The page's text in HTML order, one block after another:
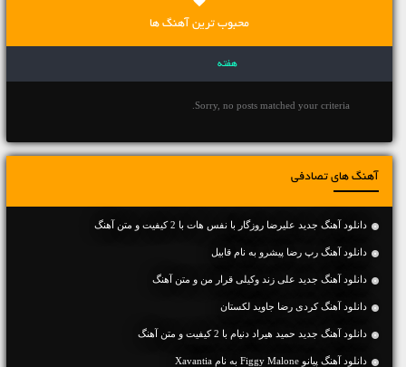
محبوب ترین آهنگ ها
هفته
Sorry, no posts matched your criteria.
آهنگ های تصادفی
دانلود آهنگ جديد علیرضا روزگار با نفس هات با 2 کیفیت و متن آهنگ
دانلود آهنگ رپ رضا پیشرو به نام قابیل
دانلود آهنگ جديد علی زند وکیلی قرار من و متن آهنگ
دانلود آهنگ کردی رضا جاوید لکستان
دانلود آهنگ جديد حمید هیراد دنیام با 2 کیفیت و متن آهنگ
دانلود آهنگ پیانو Figgy Malone به نام Xavantia